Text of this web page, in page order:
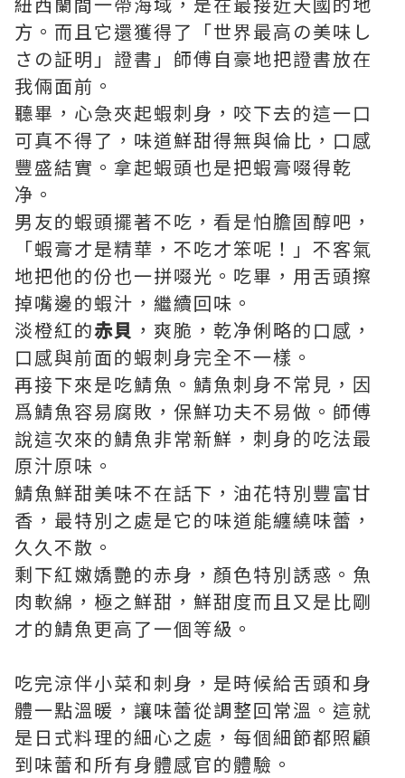
方。而且它還獲得了「世界最高の美味し
さの証明」證書」師傅自豪地把證書放在
我倆面前。
聽畢，心急夾起蝦刺身，咬下去的這一口
可真不得了，味道鮮甜得無與倫比，口感
豐盛結實。拿起蝦頭也是把蝦膏啜得乾
净。
男友的蝦頭擺著不吃，看是怕膽固醇吧，
「蝦膏才是精華，不吃才笨呢！」不客氣
地把他的份也一拼啜光。吃畢，用舌頭擦
掉嘴邊的蝦汁，繼續回味。
淡橙紅的赤貝 ，爽脆，乾净俐略的口感，
口感與前面的蝦刺身完全不一樣。
再接下來是吃鯖魚。鯖魚刺身不常見，因
爲鯖魚容易腐敗，保鮮功夫不易做。師傅
說這次來的鯖魚非常新鮮， 刺身的吃法最
原汁原味。
鯖魚鮮甜美味不在話下，油花特別豐富甘
香，最特別之處是它的味道能纏繞味蕾，
久久不散。
剩下紅嫩嬌艷的赤身，顏色特別誘惑。魚
肉軟綿，極之鮮甜，鮮甜度而且又是比剛
才的鯖魚更高了一個等級。
吃完涼伴小菜和刺身，是時候給舌頭和身
體一點溫暖，讓味蕾從調整回常溫。這就
是日式料理的細心之處，每個細節都照顧
到味蕾和所有身體感官的體驗。